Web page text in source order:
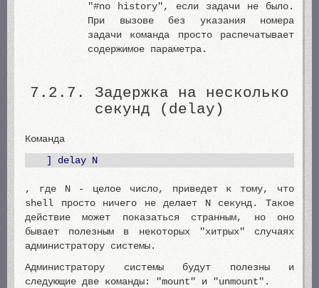
"#no history", если задачи не было.
При вызове без указания номера
задачи команда просто распечатывает
содержимое параметра.
7.2.7. Задержка на несколько
секунд (delay)
Команда
] delay N
, где N - целое число, приведет к тому, что
shell просто ничего не делает N секунд. Такое
действие может показаться странным, но оно
бывает полезным в некоторых "хитрых" случаях
администратору системы.
Администратору системы будут полезны и
следующие две команды: "mount" и "unmount".